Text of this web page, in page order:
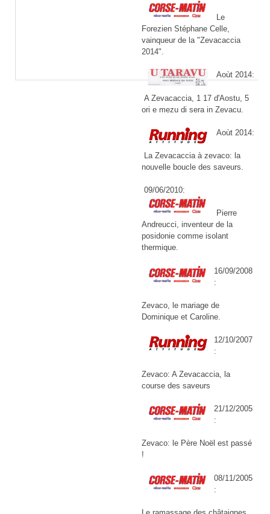
Le
Forezien Stéphane Celle,
vainqueur de la "Zevacaccia
2014".
Aoùt 2014:
A Zevacaccia, 1 17 d'Aostu, 5
ori e mezu di sera in Zevacu.
Aoùt 2014:
La Zevacaccia à zevaco: la
nouvelle boucle des saveurs.
09/06/2010:
Pierre
Andreucci, inventeur de la
posidonie comme isolant
thermique.
16/09/2008
:
Zevaco, le mariage de
Dominique et Caroline.
12/10/2007
:
Zevaco: A Zevacaccia, la
course des saveurs
21/12/2005
:
Zevaco: le Père Noël est passé
!
08/11/2005
: